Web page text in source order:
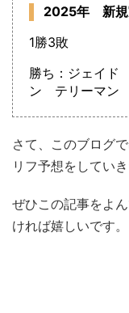
2025年 新規
1勝3敗
勝ち：ジェイ
ン テリーマン
さて、このブログ
リフ予想をしてい
ぜひこの記事をよ
ければ嬉しいです。